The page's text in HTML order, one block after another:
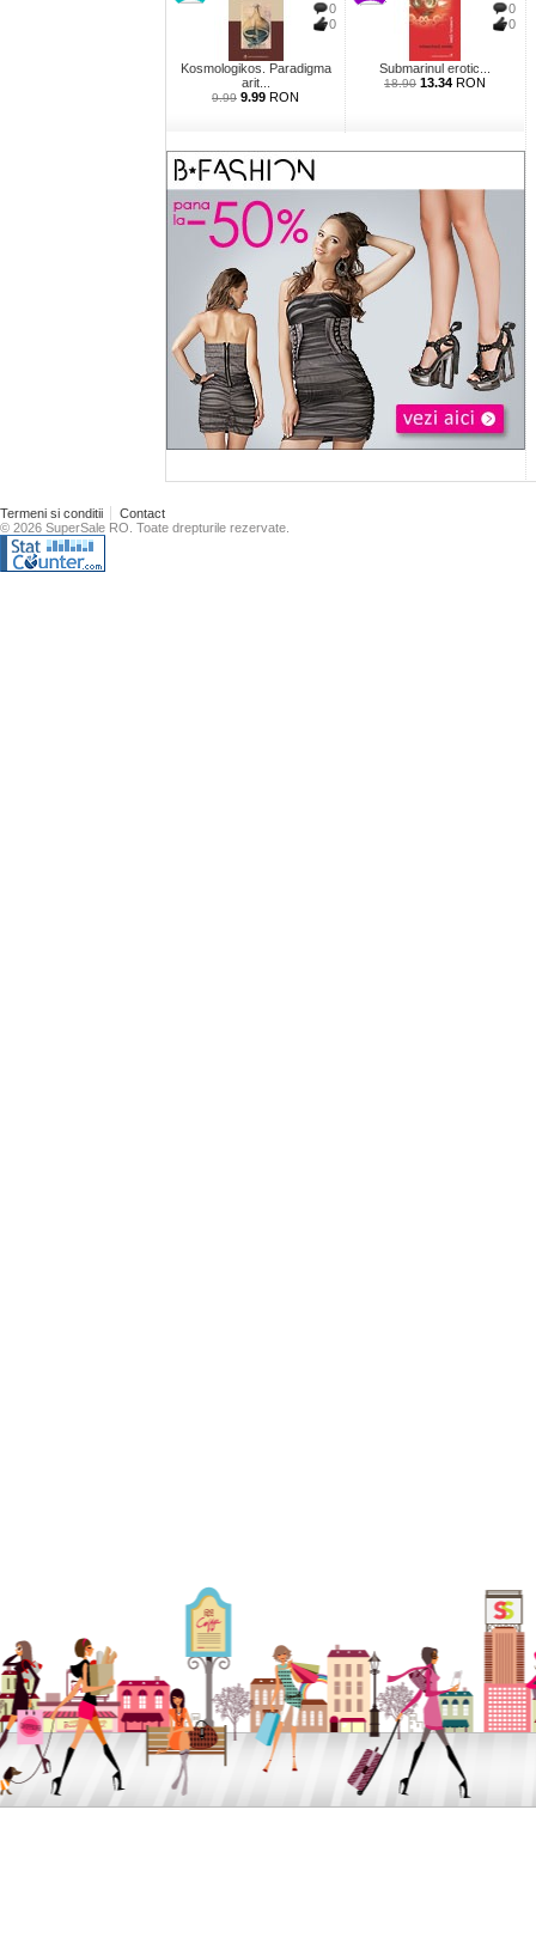
0
0
Kosmologikos. Paradigma
arit...
9.99 9.99 RON
0
0
Submarinul erotic...
18.90 13.34 RON
Termeni si conditii
Contact
© 2026 SuperSale RO. Toate drepturile rezervate.